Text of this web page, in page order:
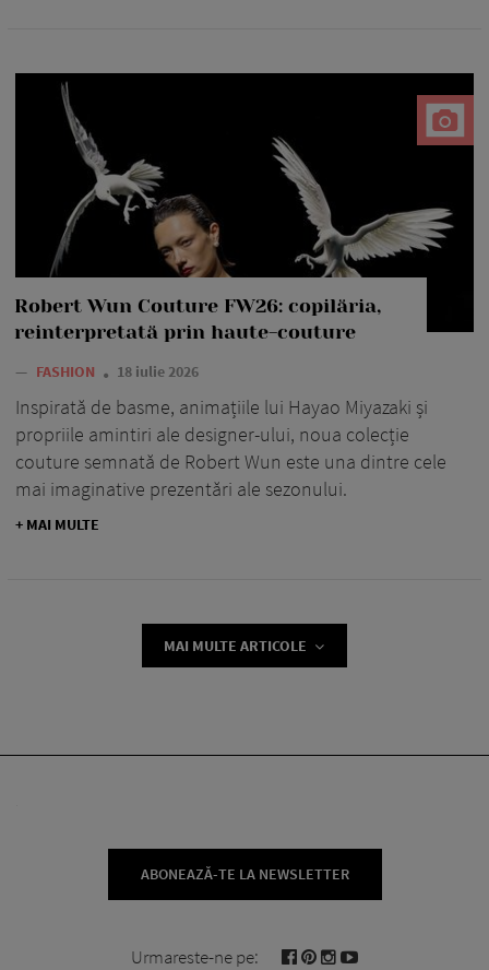
Robert Wun Couture FW26: copilăria,
reinterpretată prin haute-couture
— FASHION 18 iulie 2026
Inspirată de basme, animațiile lui Hayao Miyazaki și
propriile amintiri ale designer-ului, noua colecție
couture semnată de Robert Wun este una dintre cele
mai imaginative prezentări ale sezonului.
+ MAI MULTE
MAI MULTE ARTICOLE
ABONEAZĂ-TE LA NEWSLETTER
Urmareste-ne pe: